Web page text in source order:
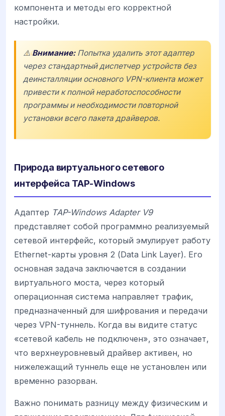
компонента и методы его корректной
настройки.
⚠️Внимание:Попытка удалить этот адаптер
через стандартный диспетчер устройств без
деинсталляции основного VPN-клиента может
привести к полной неработоспособности
программы и необходимости повторной
установки всего пакета драйверов.
Природа виртуального сетевого
интерфейса TAP-Windows
Адаптер TAP-Windows Adapter V9
представляет собой программно реализуемый
сетевой интерфейс, который эмулирует работу
Ethernet-карты уровня 2 (Data Link Layer). Его
основная задача заключается в создании
виртуального моста, через который
операционная система направляет трафик,
предназначенный для шифрования и передачи
через VPN-туннель. Когда вы видите статус
«сетевой кабель не подключен», это означает,
что верхнеуровневый драйвер активен, но
нижележащий туннель еще не установлен или
временно разорван.
Важно понимать разницу между физическим и